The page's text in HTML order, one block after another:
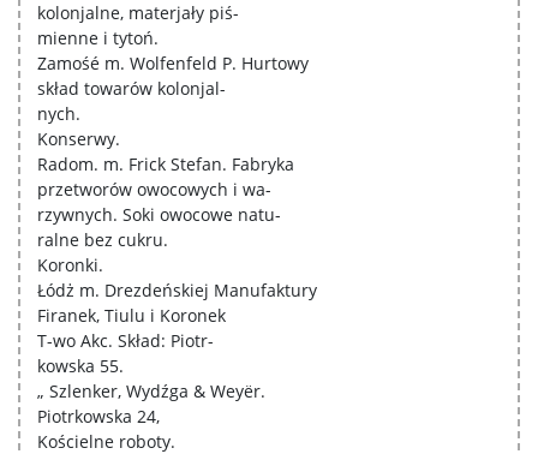
kolonjalne, materjały piś-
mienne i tytoń.
Zamośé m. Wolfenfeld P. Hurtowy
skład towarów kolonjal-
nych.
Konserwy.
Radom. m. Frick Stefan. Fabryka
przetworów owocowych i wa-
rzywnych. Soki owocowe natu-
ralne bez cukru.
Koronki.
Łódż m. Drezdeńskiej Manufaktury
Firanek, Tiulu i Koronek
T-wo Akc. Skład: Piotr-
kowska 55.
„ Szlenker, Wydźga & Weyër.
Piotrkowska 24,
Kościelne roboty.